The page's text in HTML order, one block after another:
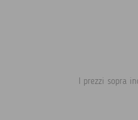
I prezzi sopra